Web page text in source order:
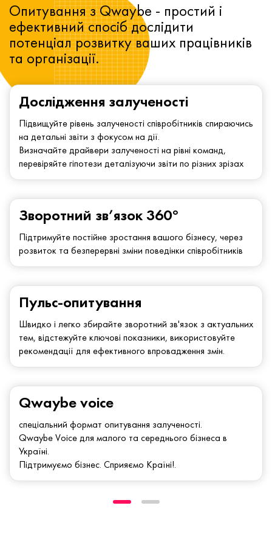
Дослідження залученості
Підвищуйте рівень залученості співробітників спираючись
на детальні звіти з фокусом на дії.
Визначайте драйвери залученості на рівні команд,
перевіряйте гіпотези деталізуючи звіти по різних зрізах
Зворотний зв’язок 360°
Підтримуйте постійне зростання вашого бізнесу, через
розвиток та безперервні зміни поведінки співробітників
Опитування з Qwaybe - простий і
ефективний спосіб дослідити
потенціал розвитку ваших працівників
та організації.
Qwaybe voice
спеціальний формат опитування залученості.
Qwaybe Voice для малого та середнього бізнеса в
Україні.
Підтримуємо бізнес. Сприяємо Країні!.
Пульс-опитування
Швидко і легко збирайте зворотний зв'язок з актуальних
тем, відстежуйте ключові показники, використовуйте
рекомендації для ефективного впровадження змін.